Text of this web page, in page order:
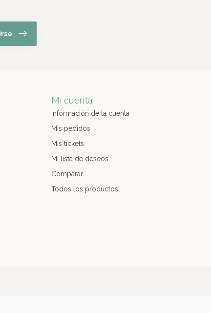
Mi cuenta
Información de la cuenta
Mis pedidos
Mis tickets
Mi lista de deseos
Comparar
Todos los productos